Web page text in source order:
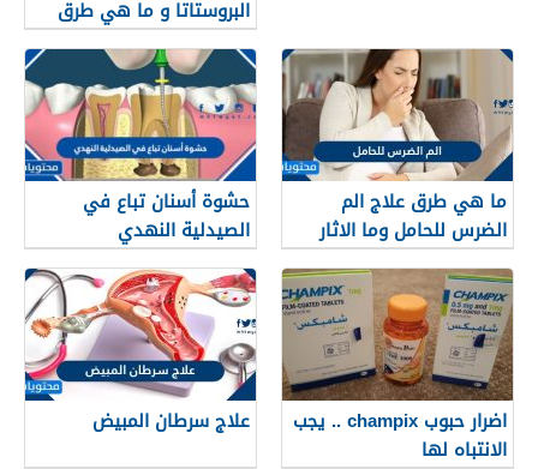
البروستاتا و ما هي طرق
العلاج؟
ما هي طرق علاج الم
الضرس للحامل وما الاثار
الجانبية لهذه العلاجات
حشوة أسنان تباع في
الصيدلية النهدي
اضرار حبوب champix .. يجب
الانتباه لها
علاج سرطان المبيض